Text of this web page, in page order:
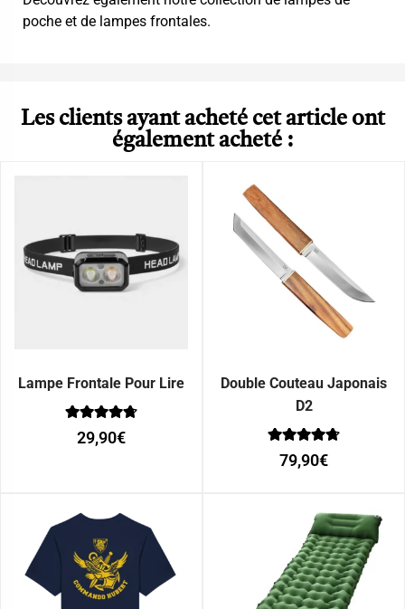
poche et de lampes frontales.
Les clients ayant acheté cet article ont
également acheté :
Lampe Frontale Pour Lire
Note
0
29,90€
Double Couteau Japonais
D2
Note
0
79,90€